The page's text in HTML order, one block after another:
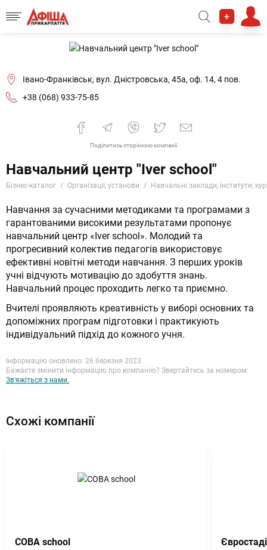
+
Івано-Франківськ, вул. Дністровська, 45а, оф. 14, 4 пов.
+38 (068) 933-75-85
Поділитись сторінкою компанії
Навчальний центр "Iver school"
Бізнес-каталог Організації, установи Навчальні заклади, інститути,
Навчання за сучасними методиками та програмами з
гарантованими високими результатами пропонує
навчальний центр «Iver school». Молодий та
прогресивний колектив педагогів використовує
ефективні новітні методи навчання. З перших уроків
учні відчують мотивацію до здобуття знань.
Навчальний процес проходить легко та приємно.
Вчителі проявляють креативність у виборі основних та
допоміжних програм підготовки і практикують
індивідуальний підхід до кожного учня.
Інформацію оновлено: 26 березня 2023
Бажаєте змінити інформацію про компанію? Звертайтесь за номером:
Зв'яжіться з нами.
Схожі компанії
СОВА school Євростаді